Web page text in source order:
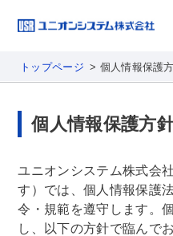
トップページ 個人情報保護
個人情報保護方
ユニオンシステム株式会
す）では、個人情報保護
令・規範を遵守します。
し、以下の方針で臨んで